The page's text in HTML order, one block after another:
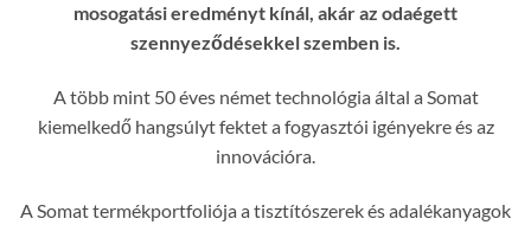
mosogatási eredményt kínál, akár az odaégett
szennyeződésekkel szemben is.
A több mint 50 éves német technológia által a Somat
kiemelkedő hangsúlyt fektet a fogyasztói igényekre és az
innovációra.
A Somat termékportfoliója a tisztítószerek és adalékanyagok